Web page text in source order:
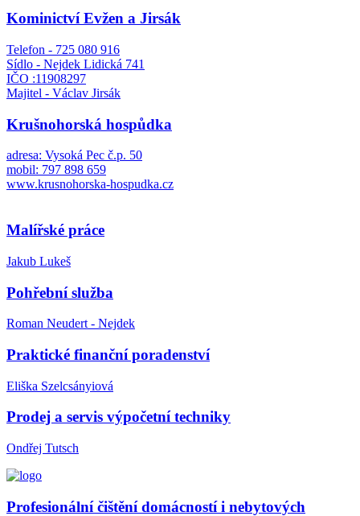
Kominictví Evžen a Jirsák
Telefon - 725 080 916
Sídlo - Nejdek Lidická 741
IČO :11908297
Majitel - Václav Jirsák
Krušnohorská hospůdka
adresa: Vysoká Pec č.p. 50
mobil: 797 898 659
www.krusnohorska-hospudka.cz
Malířské práce
Jakub Lukeš
Pohřební služba
Roman Neudert - Nejdek
Praktické finanční poradenství
Eliška Szelcsányiová
Prodej a servis výpočetní techniky
Ondřej Tutsch
Profesionální čištění domácností i nebytových